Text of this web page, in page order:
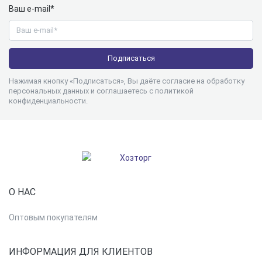
Ваш e-mail*
Нажимая кнопку «Подписаться», Вы даёте согласие на обработку
персональных данных и соглашаетесь с политикой
конфиденциальности
О НАС
Оптовым покупателям
ИНФОРМАЦИЯ ДЛЯ КЛИЕНТОВ